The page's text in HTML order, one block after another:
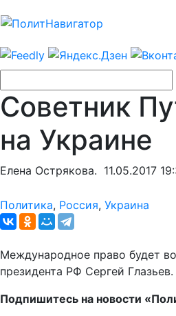
Советник
на Украине
Елена Острякова. 11.05.2017
Политика, Россия, Украина
Международное право будет
президента РФ Сергей Глазьев.
Подпишитесь на новости